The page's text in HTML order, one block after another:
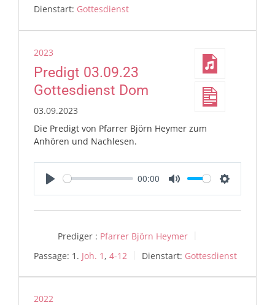
Dienstart: Gottesdienst
2023
Predigt 03.09.23
Gottesdienst Dom
03.09.2023
Die Predigt von Pfarrer Björn Heymer zum
Anhören und Nachlesen.
Play
00:00
Mute Settings
Prediger : Pfarrer Björn Heymer
Passage: 1. Joh. 1 , 4-12 Dienstart: Gottesdienst
2022